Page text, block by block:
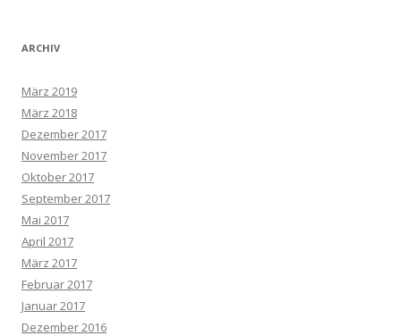
ARCHIV
März 2019
März 2018
Dezember 2017
November 2017
Oktober 2017
September 2017
Mai 2017
April 2017
März 2017
Februar 2017
Januar 2017
Dezember 2016